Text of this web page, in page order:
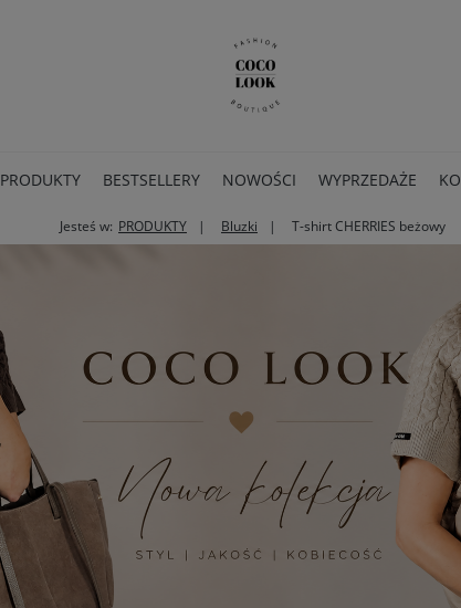
PRODUKTY BESTSELLERY NOWOŚCI WYPRZEDAŻE
Jesteś w: PRODUKTY Bluzki T-shirt CHERRIES beżowy